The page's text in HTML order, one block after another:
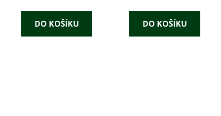
DO KOŠÍKU DO KOŠÍKU